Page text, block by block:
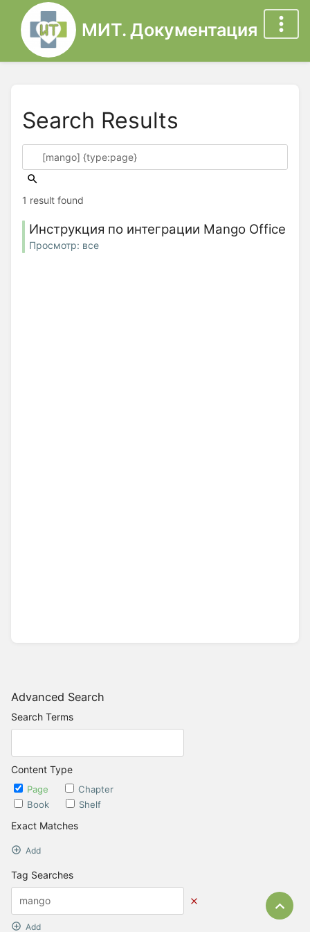
МИТ. Документация
Advanced Search
Search Terms
Content Type
Page
Chapter
Book
Shelf
Exact Matches
Add
Tag Searches
Add
Search Results
1 result found
Инструкция по интеграции Mango Office
Просмотр: все